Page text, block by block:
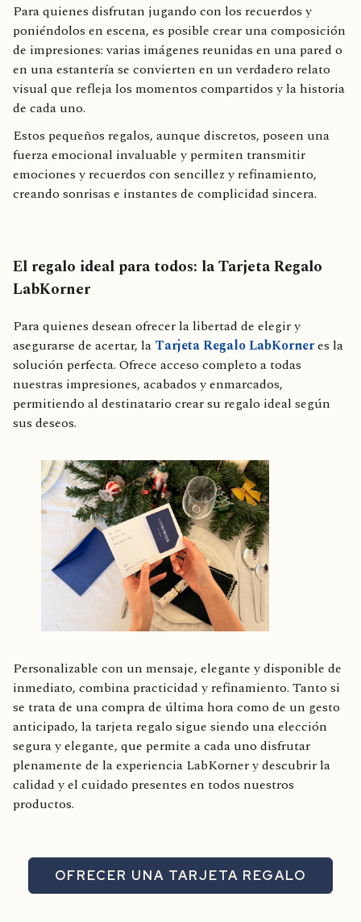
Para quienes disfrutan jugando con los recuerdos y
poniéndolos en escena, es posible crear una composición
de impresiones: varias imágenes reunidas en una pared o
en una estantería se convierten en un verdadero relato
visual que refleja los momentos compartidos y la historia
de cada uno.
Estos pequeños regalos, aunque discretos, poseen una
fuerza emocional invaluable y permiten transmitir
emociones y recuerdos con sencillez y refinamiento,
creando sonrisas e instantes de complicidad sincera.
El regalo ideal para todos: la Tarjeta Regalo
LabKorner
Para quienes desean ofrecer la libertad de elegir y
asegurarse de acertar, la Tarjeta Regalo LabKorneres la
solución perfecta. Ofrece acceso completo a todas
nuestras impresiones, acabados y enmarcados,
permitiendo al destinatario crear su regalo ideal según
sus deseos.
Personalizable con un mensaje, elegante y disponible de
inmediato, combina practicidad y refinamiento. Tanto si
se trata de una compra de última hora como de un gesto
anticipado, la tarjeta regalo sigue siendo una elección
segura y elegante, que permite a cada uno disfrutar
plenamente de la experiencia LabKorner y descubrir la
calidad y el cuidado presentes en todos nuestros
productos.
OFRECER UNA TARJETA REGALO